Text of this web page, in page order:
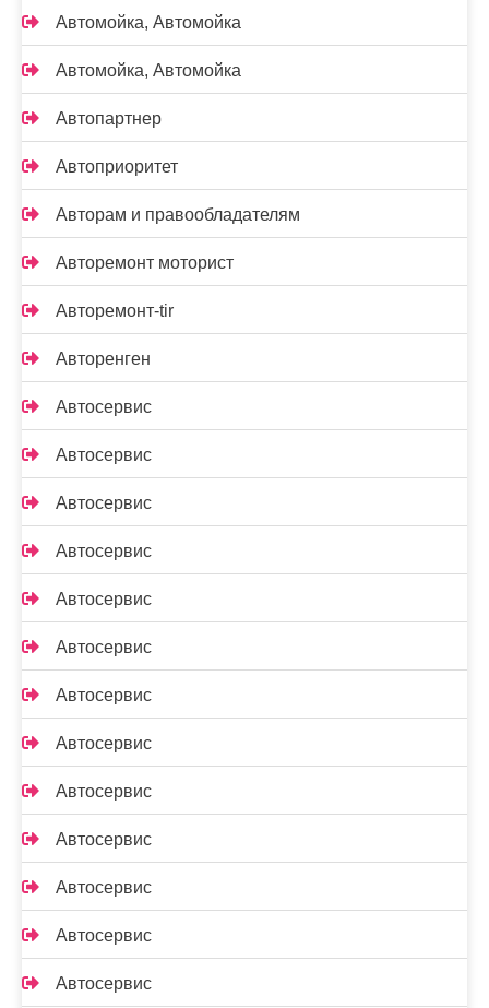
Автомойка, Автомойка
Автомойка, Автомойка
Автопартнер
Автоприоритет
Авторам и правообладателям
Авторемонт моторист
Авторемонт-tir
Авторенген
Автосервис
Автосервис
Автосервис
Автосервис
Автосервис
Автосервис
Автосервис
Автосервис
Автосервис
Автосервис
Автосервис
Автосервис
Автосервис